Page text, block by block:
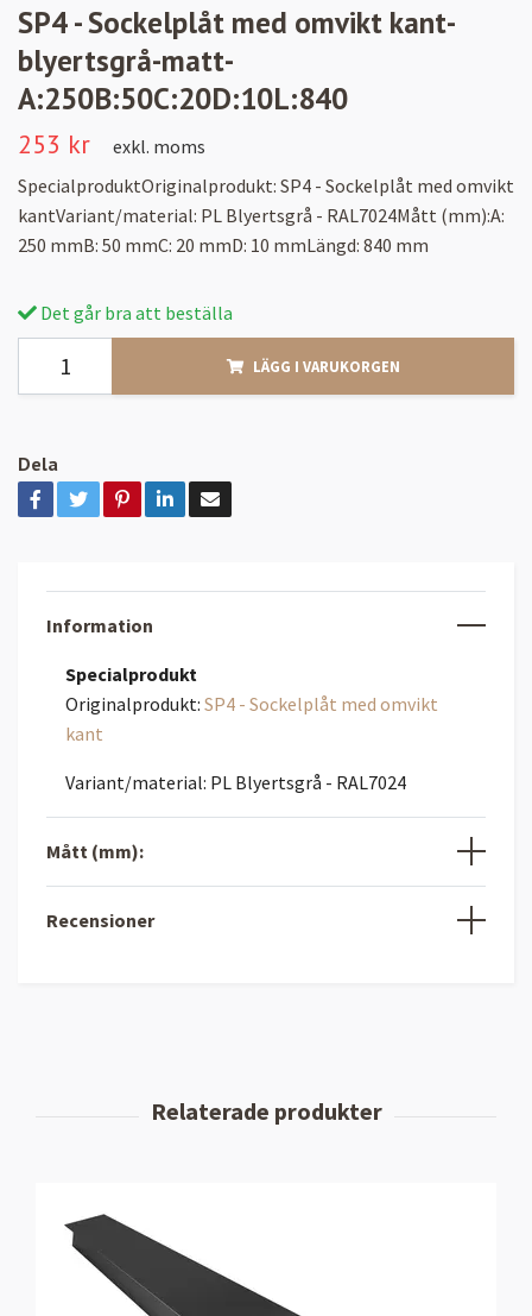
SP4 - Sockelplåt med omvikt kant-
blyertsgrå-matt-
A:250B:50C:20D:10L:840
253 kr
exkl. moms
SpecialproduktOriginalprodukt: SP4 - Sockelplåt med omvikt
kantVariant/material: PL Blyertsgrå - RAL7024Mått (mm):A:
250 mmB: 50 mmC: 20 mmD: 10 mmLängd: 840 mm
Det går bra att beställa
LÄGG I VARUKORGEN
Dela
Information
Specialprodukt
Originalprodukt: SP4 - Sockelplåt med omvikt
kant
Variant/material: PL Blyertsgrå - RAL7024
Mått (mm):
Recensioner